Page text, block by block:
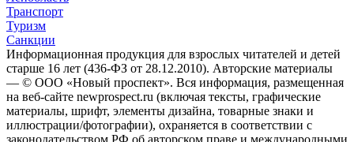
Транспорт
Туризм
Санкции
Информационная продукция для взрослых читателей и детей
старше 16 лет (436-ФЗ от 28.12.2010). Авторские материалы
— © ООО «Новый проспект». Вся информация, размещенная
на веб-сайте newprospect.ru (включая тексты, графические
материалы, шрифт, элементы дизайна, товарные знаки и
иллюстрации/фотографии), охраняется в соответствии с
законодательством РФ об авторском праве и международными